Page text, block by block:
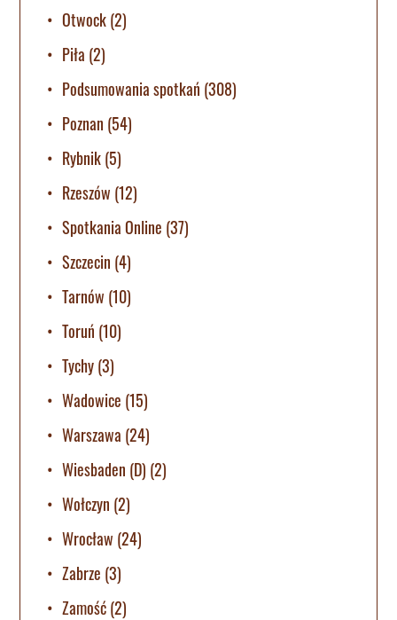
Otwock(2)
Piła (2)
Podsumowania spotkań (308)
Poznan (54)
Rybnik(5)
Rzeszów (12)
Spotkania Online (37)
Szczecin (4)
Tarnów (10)
Toruń (10)
Tychy(3)
Wadowice (15)
Warszawa (24)
Wiesbaden (D) (2)
Wołczyn (2)
Wrocław (24)
Zabrze (3)
Zamość(2)